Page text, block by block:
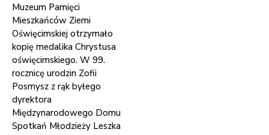
Muzeum Pamięci
Mieszkańców Ziemi
Oświęcimskiej otrzymało
kopię medalika Chrystusa
oświęcimskiego. W 99.
rocznicę urodzin Zofii
Posmysz z rąk byłego
dyrektora
Międzynarodowego Domu
Spotkań Młodzieży Leszka